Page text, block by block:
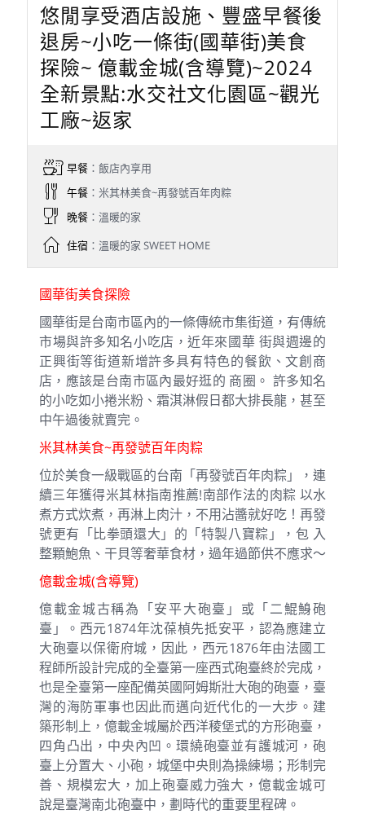
悠閒享受酒店設施、豐盛早餐後
退房~小吃一條街(國華街)美食
探險~ 億載金城(含導覽)~2024
全新景點:水交社文化園區~觀光
工廠~返家
早餐：飯店內享用
午餐：米其林美食~再發號百年肉粽
晚餐：溫暖的家
住宿：溫暖的家 SWEET HOME
國華街美食探險
國華街是台南市區內的一條傳統市集街道，有傳統
市場與許多知名小吃店，近年來國華 街與週邊的
正興街等街道新增許多具有特色的餐飲、文創商
店，應該是台南市區內最好逛的 商圈。 許多知名
的小吃如小捲米粉、霜淇淋假日都大排長龍，甚至
中午過後就賣完。
米其林美食~再發號百年肉粽
位於美食一級戰區的台南「再發號百年肉粽」，連
續三年獲得米其林指南推薦!南部作法的肉粽 以水
煮方式炊煮，再淋上肉汁，不用沾醬就好吃！再發
號更有「比拳頭還大」的「特製八寶粽」，包 入
整顆鮑魚、干貝等奢華食材，過年過節供不應求～
億載金城(含導覽)
億載金城古稱為「安平大砲臺」或「二鯤鯓砲
臺」。西元1874年沈葆楨先抵安平，認為應建立
大砲臺以保衛府城，因此，西元1876年由法國工
程師所設計完成的全臺第一座西式砲臺終於完成，
也是全臺第一座配備英國阿姆斯壯大砲的砲臺，臺
灣的海防軍事也因此而邁向近代化的一大步。建
築形制上，億載金城屬於西洋稜堡式的方形砲臺，
四角凸出，中央內凹。環繞砲臺並有護城河，砲
臺上分置大、小砲，城堡中央則為操練場；形制完
善、規模宏大，加上砲臺威力強大，億載金城可
說是臺灣南北砲臺中，劃時代的重要里程碑。